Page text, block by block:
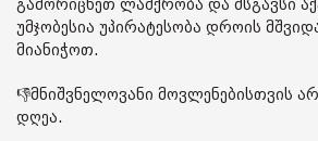
გამორიცხეთ ლაშქრობა და მსგავსი
უმჯობესია უპირატესობა დროის
მიანიჭოთ.
👎მნიშვნელოვანი მოვლენებისთვის
დღეა.